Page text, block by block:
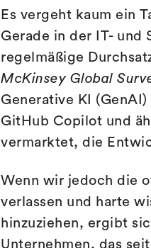
Es vergeht kaum ein
Gerade in der IT-
regelmäßige
McKinsey Global
Generative KI
GitHub Copilot und
vermarktet, die
Wenn wir jedoch die
verlassen und harte
hinzuziehen, ergibt
Unternehmen, das